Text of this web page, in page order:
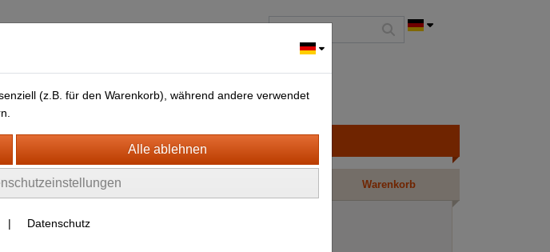
GOOGLE MAP
Warenkorb
(z.B. für den Warenkorb), während andere verwendet
| Datenschutz